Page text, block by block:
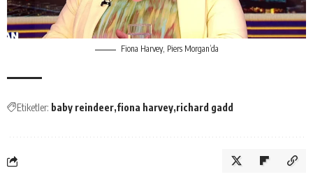
Fiona Harvey, Piers Morgan’da
Etiketler: baby reindeer fiona harvey richard gadd